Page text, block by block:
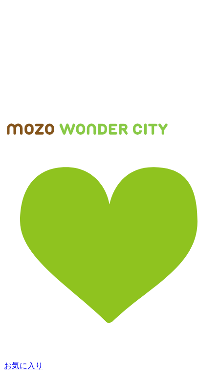
お気に入り